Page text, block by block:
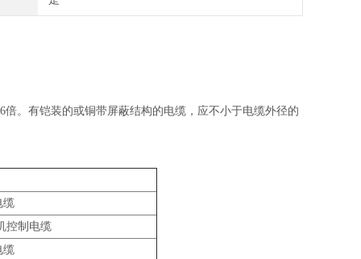
。有铠装的或铜带屏蔽结构的电缆，应不小于电缆外径的
缆
控制电缆
缆